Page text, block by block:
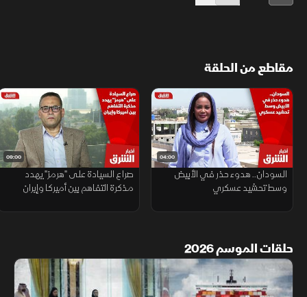
مقاطع من الحلقة
04:00
السودان.. هدوء حذر في الأبيض
وسط تحشيد عسكري
09:00
صراع السيادة على "هرمز" يهدد
مذكرة التفاهم بين أميركا وإيران
حلقات الموسم 2026